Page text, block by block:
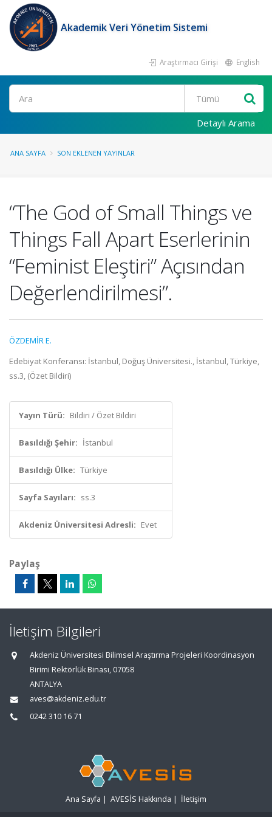
Akademik Veri Yönetim Sistemi
Araştırmacı Girişi English
Ara
Detaylı Arama
ANA SAYFA SON EKLENEN YAYINLAR
“The God of Small Things ve
Things Fall Apart Eserlerinin
“Feminist Eleştiri” Açısından
Değerlendirilmesi”.
ÖZDEMİR E.
Edebiyat Konferansı: İstanbul, Doğuş Üniversitesi., İstanbul, Türkiye,
ss.3, (Özet Bildiri)
Yayın Türü: Bildiri / Özet Bildiri
Basıldığı Şehir: İstanbul
Basıldığı Ülke: Türkiye
Sayfa Sayıları: ss.3
Akdeniz Üniversitesi Adresli: Evet
Paylaş
İletişim Bilgileri
Akdeniz Üniversitesi Bilimsel Araştırma Projeleri Koordinasyon
Birimi Rektörlük Binası, 07058
ANTALYA
aves@akdeniz.edu.tr
0242 310 16 71
Ana Sayfa | AVESİS Hakkında | İletişim